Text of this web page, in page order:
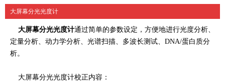
大屏幕分光光度计
大屏幕分光光度计通过简单的参数设定，方便地进行光度分析、
定量分析、动力学分析、光谱扫描、多波长测试、DNA/蛋白质分
析。
大屏幕分光光度计校正内容：